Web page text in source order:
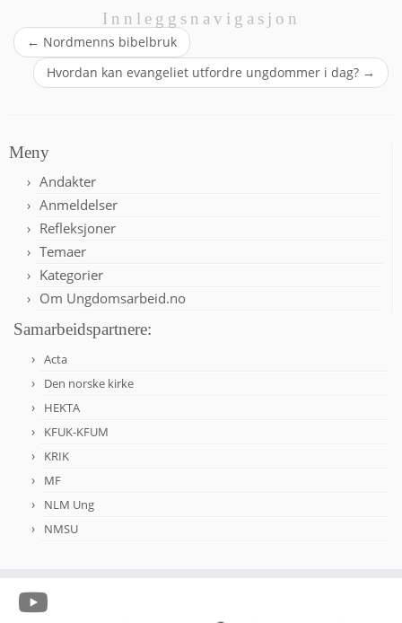
Innleggsnavigasjon
← Nordmenns bibelbruk
Hvordan kan evangeliet utfordre ungdommer i dag? →
Meny
Andakter
Anmeldelser
Refleksjoner
Temaer
Kategorier
Om Ungdomsarbeid.no
Samarbeidspartnere:
Acta
Den norske kirke
HEKTA
KFUK-KFUM
KRIK
MF
NLM Ung
NMSU